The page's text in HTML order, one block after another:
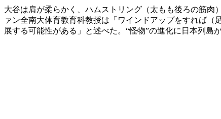
大谷は肩が柔らかく、ハムストリング（太もも後ろの筋
ァン全南大体育教育科教授は「ワインドアップをすれば
展する可能性がある」と述べた。“怪物”の進化に日本列島